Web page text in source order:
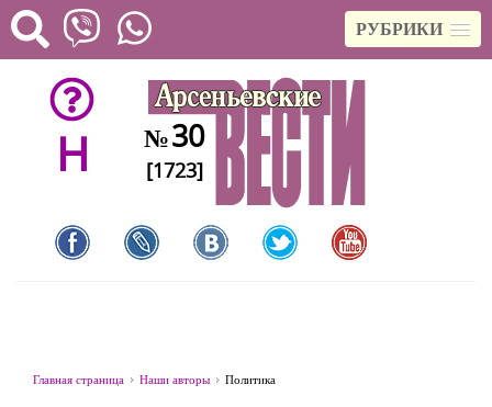
РУБРИКИ
H №30
[1723]
Главная страница Наши авторы Политика